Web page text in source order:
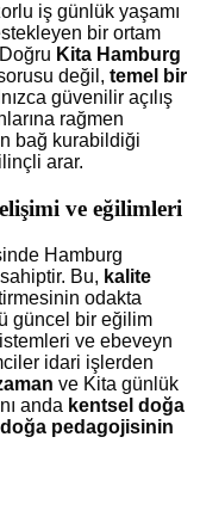
iş günlük yaşamı
bir ortam
Kita Hamburg
değil, temel bir
güvenilir açılış
rağmen
bağ kurabildiği
arar.
ve eğilimleri
Hamburg
sahiptir. Bu, kalite
odakta
güncel bir eğilim
ve ebeveyn
idari işlerden
ve Kita günlük
anda kentsel doğa
doğa pedagojisinin